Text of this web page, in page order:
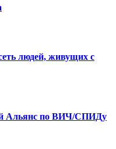
людей, живущих с
Альянс по ВИЧ/СПИДу